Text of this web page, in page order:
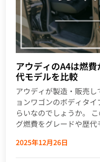
アウディのA4は燃
代モデルを比較
アウディが製造・販売
ョンワゴンのボディタ
らいなのでしょうか。
グ燃費をグレードや歴
2025年12月26日